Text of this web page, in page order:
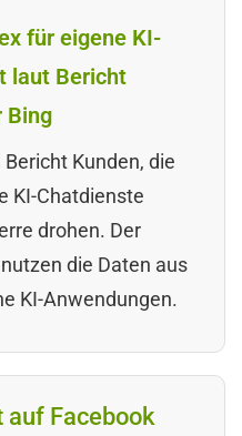
für eigene KI-
laut Bericht
Bing
Kunden, die
KI-Chatdienste
drohen. Der
die Daten aus
KI-Anwendungen.
auf Facebook